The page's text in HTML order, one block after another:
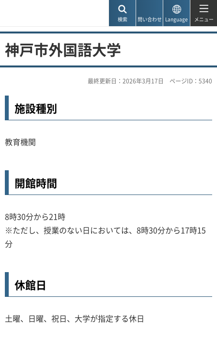
検索 問い合わせ Language メニュー
神戸市外国語大学
最終更新日：2026年3月17日 ページID：5340
施設種別
教育機関
開館時間
8時30分から21時
※ただし、授業のない日においては、8時30分から17時15
分
休館日
土曜、日曜、祝日、大学が指定する休日